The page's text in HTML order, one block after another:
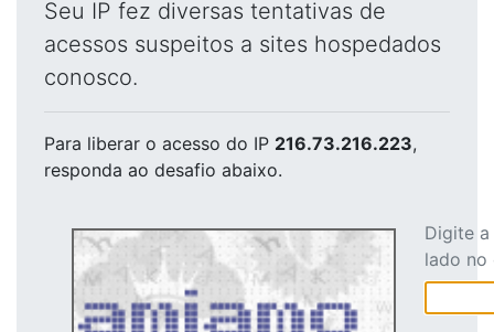
Seu IP fez diversas tentativas de
acessos suspeitos a sites hospedados
conosco.
Para liberar o acesso do IP 216.73.216.223,
responda ao desafio abaixo.
Digite
lado no